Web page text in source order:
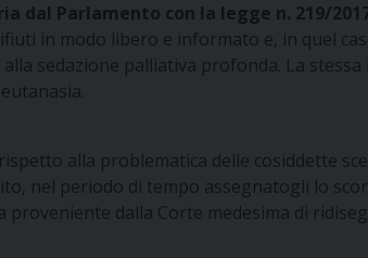
dal Parlamento con la legge n. 219/
in modo libero e informato e, in quel
sedazione palliativa profonda. La
alla problematica delle cosiddette
nel periodo di tempo assegnatogli lo
dalla Corte medesima di